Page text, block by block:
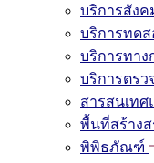
บริการสังค
บริการทด
บริการทาง
บริการตร
สารสนเทศ
พื้นที่สร้างส
พิพิธภัณฑ์